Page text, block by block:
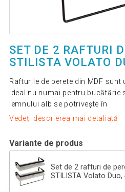
SET DE 2 RAFTURI
STILISTA VOLATO
Rafturile de perete din MDF
ideal nu numai pentru bucătărie
lemnului alb se potrivește în
Vedeți descrierea mai detaliată
Variante de produs
Set de 2 rafturi de
STILISTA Volato Duo,